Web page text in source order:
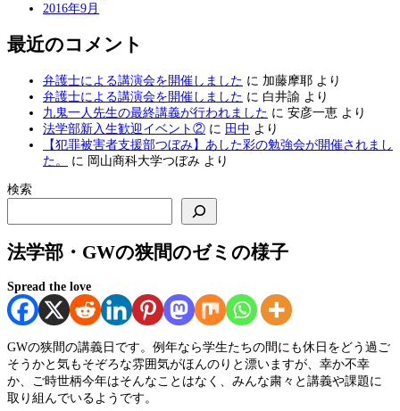
2016年9月
最近のコメント
弁護士による講演会を開催しました に 加藤摩耶 より
弁護士による講演会を開催しました に 白井諭 より
九鬼一人先生の最終講義が行われました に 安彦一恵 より
法学部新入生歓迎イベント② に 田中 より
【犯罪被害者支援部つぼみ】あした彩の勉強会が開催されまし
た。
に 岡山商科大学つぼみ より
検索
法学部・GWの狭間のゼミの様子
Spread the love
GWの狭間の講義日です。例年なら学生たちの間にも休日をどう過ご
そうかと気もそぞろな雰囲気がほんのりと漂いますが、幸か不幸
か、ご時世柄今年はそんなことはなく、みんな粛々と講義や課題に
取り組んでいるようです。